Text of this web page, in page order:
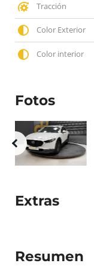
Tracción
Color Exterior
Color interior
Fotos
Extras
Resumen